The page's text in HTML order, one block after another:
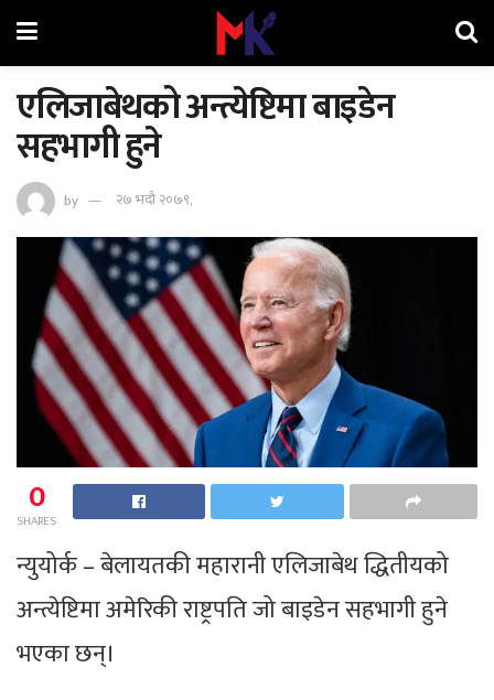
एलिजाबेथको अन्त्येष्टिमा बाइडेन
सहभागी हुने
by २७ भदौ २०७९,
0
SHARES
न्युयोर्क – बेलायतकी महारानी एलिजाबेथ द्धितीयको
अन्त्येष्टिमा अमेरिकी राष्ट्रपति जो बाइडेन सहभागी हुने
भएका छन्।